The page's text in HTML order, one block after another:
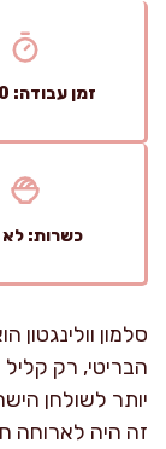
זמן עבודה: 30 דק'
כשרות:
סלמון וולינגטון
הבריטי, רק קליל
יותר לשולחן
זה היה לארוחה